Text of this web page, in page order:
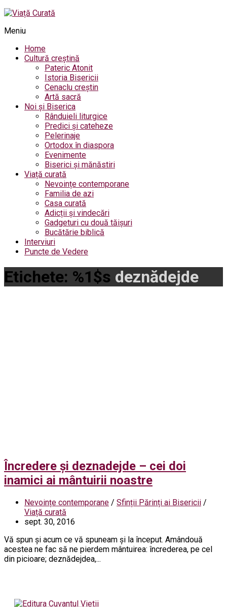
Meniu
Home
Cultură creștină
Pateric Atonit
Istoria Bisericii
Cenaclu creștin
Artă sacră
Noi și Biserica
Rânduieli liturgice
Predici și cateheze
Pelerinaje
Ortodox în diaspora
Evenimente
Biserici și mănăstiri
Viață curată
Nevoințe contemporane
Familia de azi
Casa curată
Adicții și vindecări
Gadgeturi cu două tăișuri
Bucătărie biblică
Interviuri
Puncte de Vedere
Etichete: %1$s deznădejde
Încredere și deznadejde – cei doi
inamici ai mântuirii noastre
Nevoințe contemporane / Sfinții Părinți ai Bisericii /
Viață curată
sept. 30, 2016
Vă spun şi acum ce vă spuneam şi la început. Amândouă
acestea ne fac să ne pierdem mântuirea: încrederea, pe cel
din picioare; deznădejdea,...